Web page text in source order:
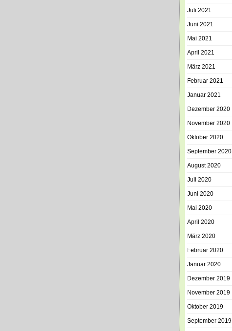
Juli 2021
Juni 2021
Mai 2021
April 2021
März 2021
Februar 2021
Januar 2021
Dezember 2020
November 2020
Oktober 2020
September 2020
August 2020
Juli 2020
Juni 2020
Mai 2020
April 2020
März 2020
Februar 2020
Januar 2020
Dezember 2019
November 2019
Oktober 2019
September 2019